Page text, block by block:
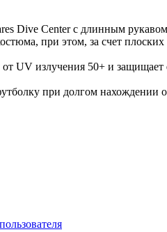
Dive Center с длинным
при этом, за счет
UV излучения 50+ и
при долгом нахождении